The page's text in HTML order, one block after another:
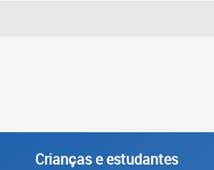
Crianças e estudantes